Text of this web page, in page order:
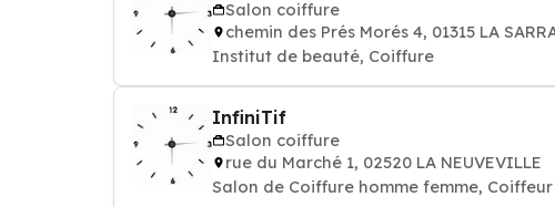
Salon coiffure
chemin des Prés Morés 4, 01315 LA
Institut de beauté, Coiffure
InfiniTif
Salon coiffure
rue du Marché 1, 02520 LA NEUVEVILLE
Salon de Coiffure homme femme, Coiffeur